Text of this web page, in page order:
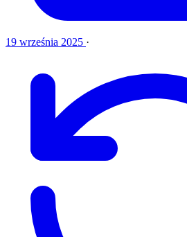
19 września 2025 ·